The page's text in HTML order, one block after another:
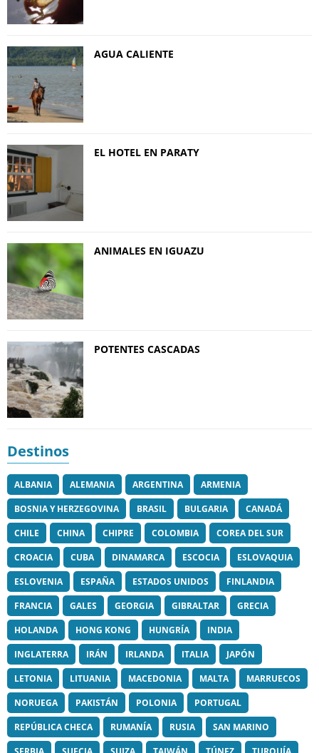
AGUA CALIENTE
EL HOTEL EN PARATY
ANIMALES EN IGUAZU
POTENTES CASCADAS
Destinos
ALBANIA ALEMANIA ARGENTINA
ARMENIA
BOSNIA Y HERZEGOVINA
BRASIL BULGARIA
CANADÁ
CHILE
CHINA CHIPRE COLOMBIA
COREA DEL SUR
CROACIA
CUBA DINAMARCA ESCOCIA
ESLOVAQUIA
ESLOVENIA
ESPAÑA ESTADOS UNIDOS
FINLANDIA
FRANCIA
GALES GEORGIA GIBRALTAR
GRECIA
HOLANDA
HONG KONG HUNGRÍA
INDIA
INGLATERRA
IRÁN IRLANDA ITALIA
JAPÓN
LETONIA
LITUANIA MACEDONIA MALTA
MARRUECOS
NORUEGA
PAKISTÁN POLONIA
PORTUGAL
REPÚBLICA CHECA
RUMANÍA RUSIA
SAN MARINO